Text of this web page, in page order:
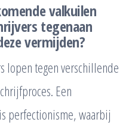
valkuilen
tegenaan
vermijden?
lopen tegen verschillende
Een
perfectionisme, waarbij